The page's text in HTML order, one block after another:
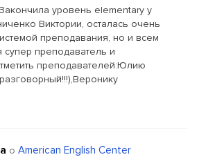
уровень elementary у
Виктории, осталась очень
преподавания, но и всем
супер преподаватель и
преподавателей:Юлию
о American English Center